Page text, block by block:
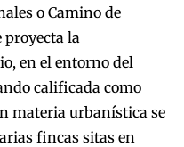
o Camino de
proyecta la
en el entorno del
calificada como
materia urbanística se
fincas sitas en